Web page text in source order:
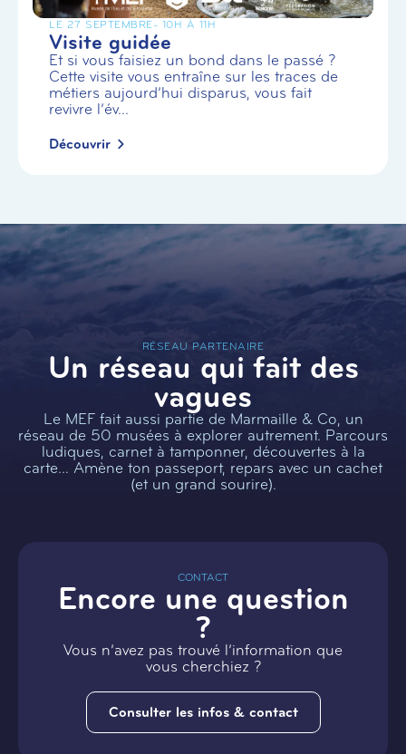
LE 27 SEPTEMBRE- 10H À 11H
Visite guidée
Et si vous faisiez un bond dans le passé ?
Cette visite vous entraîne sur les traces de
métiers aujourd’hui disparus, vous fait
revivre l’év...
Découvrir
RÉSEAU PARTENAIRE
Un réseau qui fait des
vagues
Le MEF fait aussi partie de Marmaille & Co, un
réseau de 50 musées à explorer autrement. Parcours
ludiques, carnet à tamponner, découvertes à la
carte… Amène ton passeport, repars avec un cachet
(et un grand sourire).
CONTACT
Encore une question
?
Vous n’avez pas trouvé l’information que
vous cherchiez ?
Consulter les infos & contact